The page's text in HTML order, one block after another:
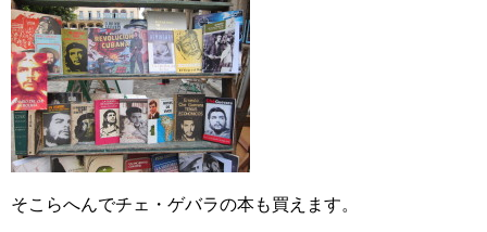
そこらへんでチェ・ゲバラの本も買えます。